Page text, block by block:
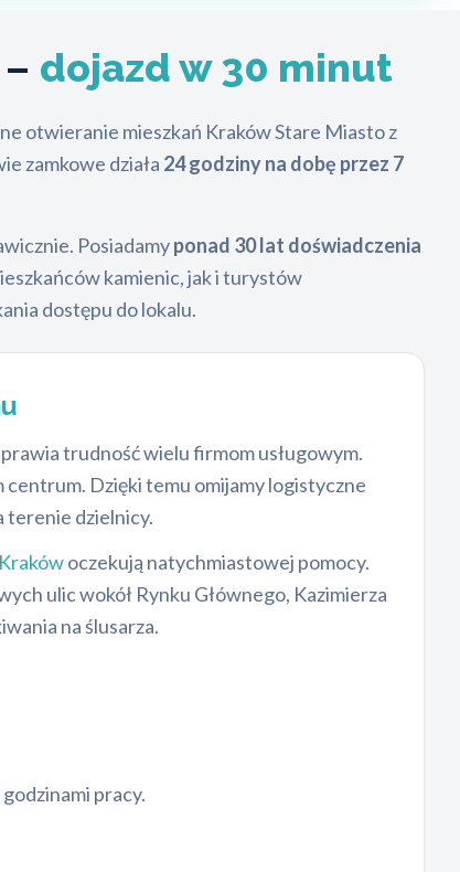
dojazd w 30 minut
otwieranie mieszkań Kraków Stare Miasto z
zamkowe działa 24 godziny na dobę przez 7
Posiadamyponad 30 lat doświadczenia
kamienic, jak i turystów
dostępu do lokalu.
trudność wielu firmom usługowym.
Dzięki temu omijamy logistyczne
terenie dzielnicy.
oczekują natychmiastowej pomocy.
ulic wokół Rynku Głównego, Kazimierza
na ślusarza.
pracy.